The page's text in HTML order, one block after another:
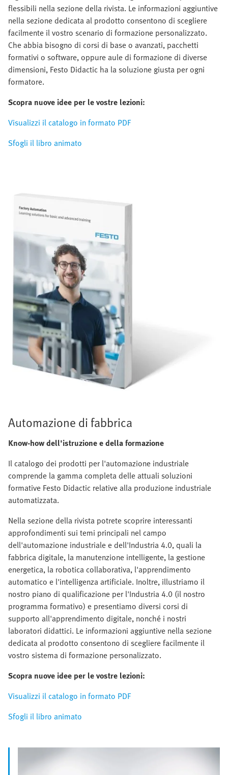
flessibili nella sezione della rivista. Le informazioni aggiuntive
nella sezione dedicata al prodotto consentono di scegliere
facilmente il vostro scenario di formazione personalizzato.
Che abbia bisogno di corsi di base o avanzati, pacchetti
formativi o software, oppure aule di formazione di diverse
dimensioni, Festo Didactic ha la soluzione giusta per ogni
formatore.
Scopra nuove idee per le vostre lezioni:
Visualizzi il catalogo in formato PDF
Sfogli il libro animato
Automazione di fabbrica
Know-how dell'istruzione e della formazione
Il catalogo dei prodotti per l'automazione industriale
comprende la gamma completa delle attuali soluzioni
formative Festo Didactic relative alla produzione industriale
automatizzata.
Nella sezione della rivista potrete scoprire interessanti
approfondimenti sui temi principali nel campo
dell'automazione industriale e dell'Industria 4.0, quali la
fabbrica digitale, la manutenzione intelligente, la gestione
energetica, la robotica collaborativa, l'apprendimento
automatico e l'intelligenza artificiale. Inoltre, illustriamo il
nostro piano di qualificazione per l'Industria 4.0 (il nostro
programma formativo) e presentiamo diversi corsi di
supporto all'apprendimento digitale, nonché i nostri
laboratori didattici. Le informazioni aggiuntive nella sezione
dedicata al prodotto consentono di scegliere facilmente il
vostro sistema di formazione personalizzato.
Scopra nuove idee per le vostre lezioni:
Visualizzi il catalogo in formato PDF
Sfogli il libro animato